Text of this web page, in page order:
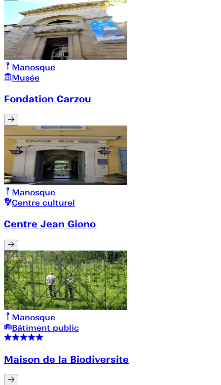
Manosque
Musée
Fondation Carzou
Manosque
Centre culturel
Centre Jean Giono
Manosque
Bâtiment public
Maison de la Biodiversite